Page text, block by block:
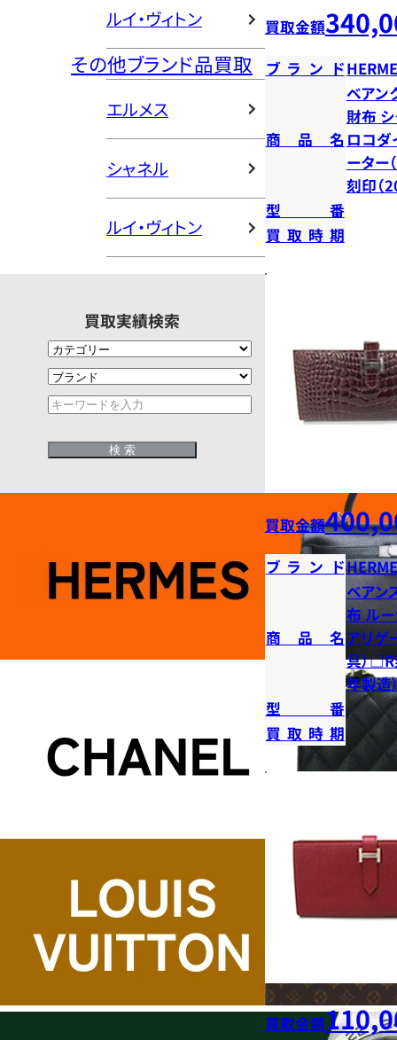
ルイ・ヴィトン
その他ブランド品買取
エルメス
シャネル
ルイ・ヴィトン
買取実績検索
買取金額
ブランド
商品名
ベアン
財布 シ
ロコダ
ーター
刻印（
型番
買取時期
買取金額
ブランド
商品名
ベアン
布 ルー
アリゲ
具）
年製造
型番
買取時期
買取金額